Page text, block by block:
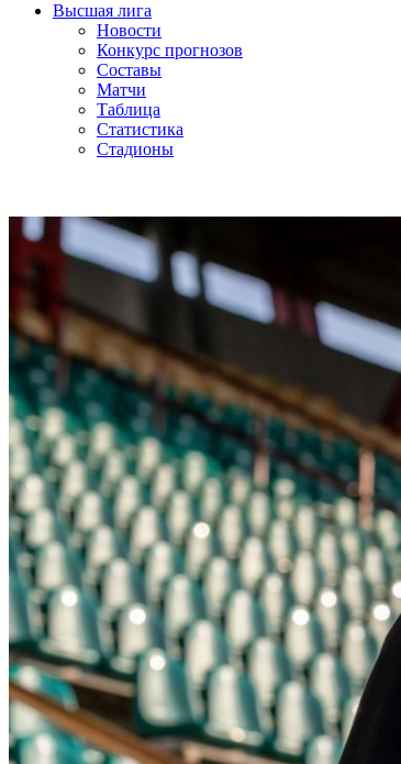
Высшая лига
Новости
Конкурс прогнозов
Составы
Матчи
Таблица
Статистика
Стадионы